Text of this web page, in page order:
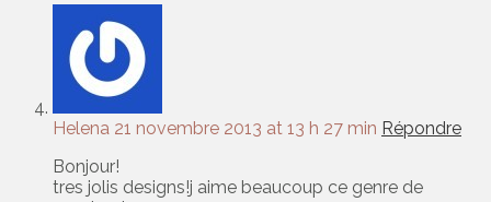
Helena 21 novembre 2013 at 13 h 27 min Répondre
Bonjour!
tres jolis designs!j aime beaucoup ce genre de